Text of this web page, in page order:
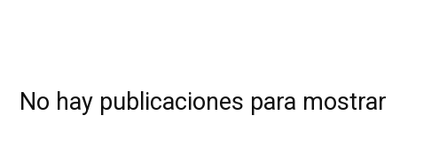
No hay publicaciones para mostrar